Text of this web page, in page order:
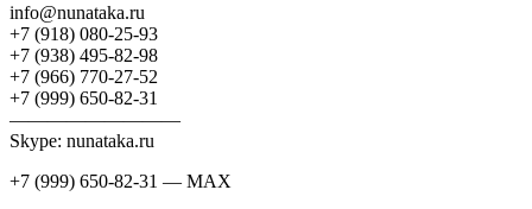
info@nunataka.ru
+7 (918) 080-25-93
+7 (938) 495-82-98
+7 (966) 770-27-52
+7 (999) 650-82-31
—————————
Skype: nunataka.ru
+7 (999) 650-82-31 — MAX